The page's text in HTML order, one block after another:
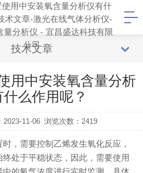
技术文章
用中安装氧含量分析
么作用呢？
2023-11-06 浏览次数： 2419
，需要控制乙烯发生氧化反应，
处于平稳状态，因此，需要使用